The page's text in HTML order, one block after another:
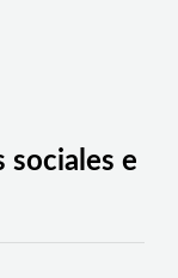
sociales e